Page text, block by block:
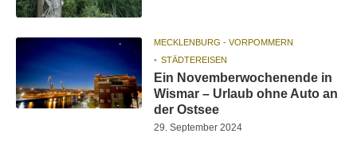
MECKLENBURG - VORPOMMERN
STÄDTEREISEN
Ein Novemberwochenende in
Wismar – Urlaub ohne Auto an
der Ostsee
29. September 2024